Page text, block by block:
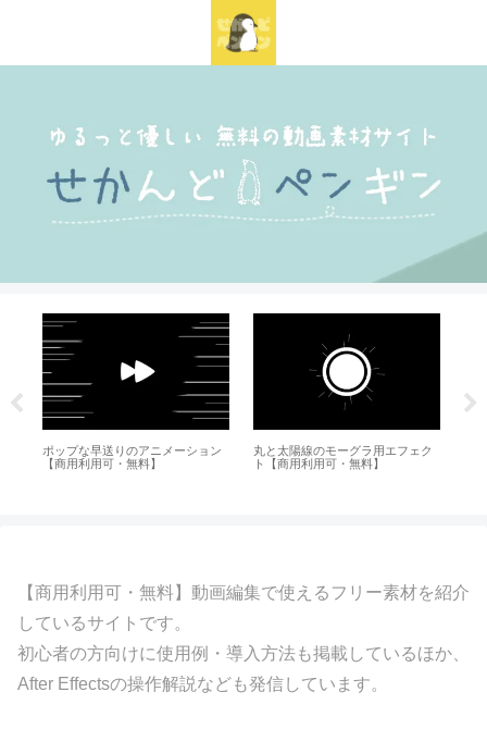
ポップな早送りのアニメーション
【商用利用可・無料】
丸と太陽線のモーグラ用エフェク
ト【商用利用可・無料】
【商用利用可・無料】動画編集で使えるフリー素材を紹介
しているサイトです。
初心者の方向けに使用例・導入方法も掲載しているほか、
After Effectsの操作解説なども発信しています。